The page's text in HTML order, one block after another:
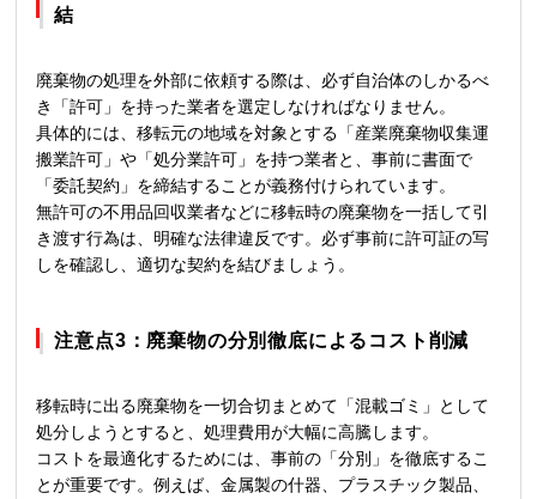
結
廃棄物の処理を外部に依頼する際は、必ず自治体のしかるべ
き「許可」を持った業者を選定しなければなりません。
具体的には、移転元の地域を対象とする「産業廃棄物収集運
搬業許可」や「処分業許可」を持つ業者と、事前に書面で
「委託契約」を締結することが義務付けられています。
無許可の不用品回収業者などに移転時の廃棄物を一括して引
き渡す行為は、明確な法律違反です。必ず事前に許可証の写
しを確認し、適切な契約を結びましょう。
注意点3：廃棄物の分別徹底によるコスト削減
移転時に出る廃棄物を一切合切まとめて「混載ゴミ」として
処分しようとすると、処理費用が大幅に高騰します。
コストを最適化するためには、事前の「分別」を徹底するこ
とが重要です。例えば、金属製の什器、プラスチック製品、